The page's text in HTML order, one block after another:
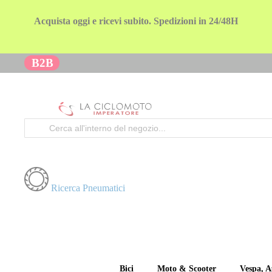
Acquista oggi e ricevi subito. Spedizioni in 24/48H
B2B
Ricerca Pneumatici
Bici Moto & Scooter Vespa,